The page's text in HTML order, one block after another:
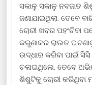
ସକାଳୁ ସକାଳୁ ନବଜାତ
ଜଣାଯାଇଥିଲା. ତେବେ
ଚୋରୀ ଖବର ପହଂଚିବା
କରୁଣାକର ରାଉତ
ଉଦ୍ଧାର କରିବା ପାଇଁ
ଚଳାଇଥିଲେ. ତେବେ
ଶିଶୁଟିକୁ ଚୋରୀ କରିଥିବା